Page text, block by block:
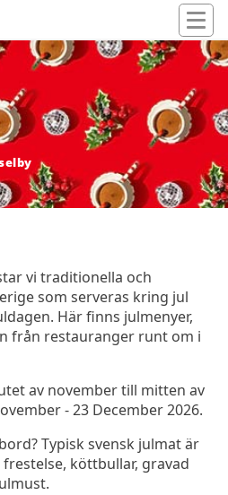
vi traditionella och
som serveras kring jul
Här finns julmenyer,
från restauranger runt om i
av november till mitten av
- 23 December 2026.
Typisk svensk julmat är
köttbullar, gravad